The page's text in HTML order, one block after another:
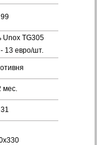
99
Unox TG305
13 евро/шт.
мес.
31